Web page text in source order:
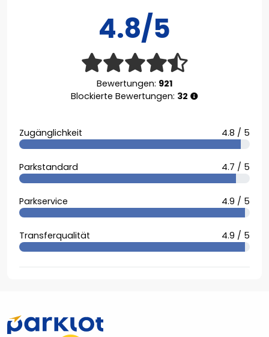
4.8/5
Bewertungen: 921
Blockierte Bewertungen: 32
Zugänglichkeit 4.8 / 5
Parkstandard 4.7 / 5
Parkservice 4.9 / 5
Transferqualität 4.9 / 5